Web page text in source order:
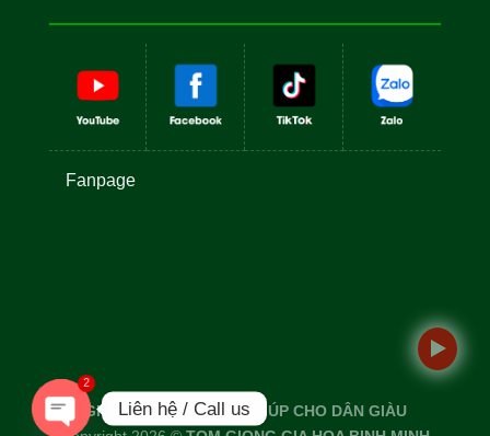
Fanpage
GIỐNG TỐT TÔM TO - GIÚP CHO DÂN GIÀU
Liên hệ / Call us
2